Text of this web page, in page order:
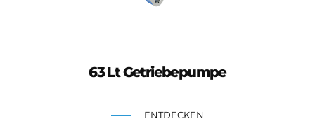
63 Lt Getriebepumpe
ENTDECKEN